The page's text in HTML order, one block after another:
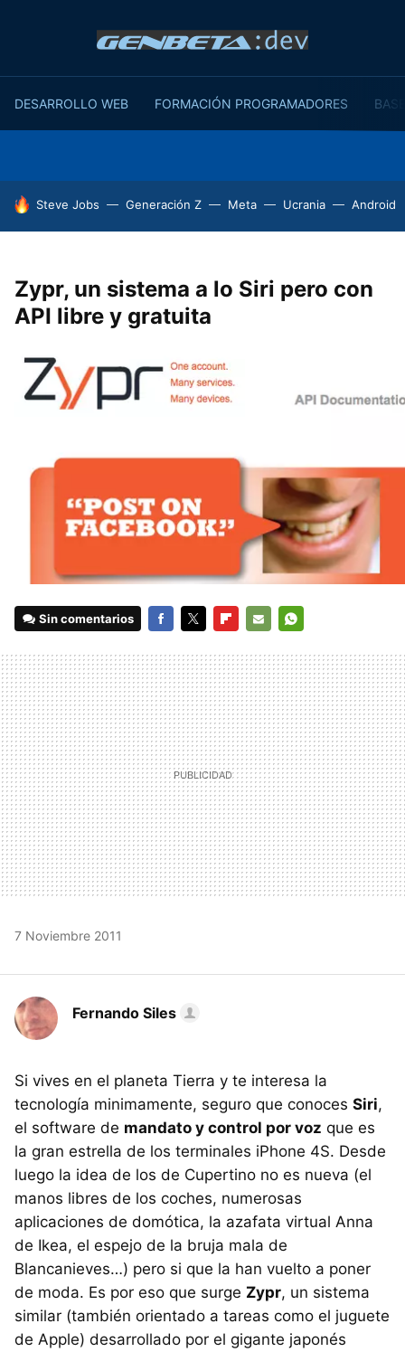
DESARROLLO WEB FORMACIÓN PROGRAMADORES
HOY SE HABLA DE
Steve Jobs Generación Z Meta Ucrania Android
Zypr, un sistema a lo Siri pero con
API libre y gratuita
Sin comentarios
MAIL
7 Noviembre 2011
Fernando Siles
Si vives en el planeta Tierra y te interesa la
tecnología minimamente, seguro que conoces Siri,
el software de mandato y control por voz que es
la gran estrella de los terminales iPhone 4S. Desde
luego la idea de los de Cupertino no es nueva (el
manos libres de los coches, numerosas
aplicaciones de domótica, la azafata virtual Anna
de Ikea, el espejo de la bruja mala de
Blancanieves…) pero si que la han vuelto a poner
de moda. Es por eso que surge Zypr, un sistema
similar (también orientado a tareas como el juguete
de Apple) desarrollado por el gigante japonés